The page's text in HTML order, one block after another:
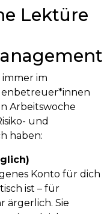
Lektüre
im
Arbeitswoche
und
haben:
Konto für dich
ist – für
ärgerlich. Sie